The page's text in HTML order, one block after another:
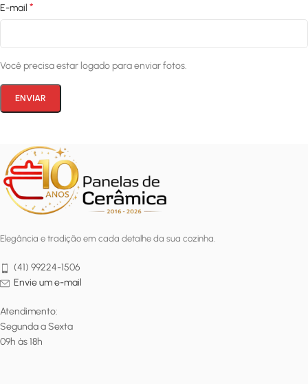
E-mail *
Você precisa estar logado para enviar fotos.
Elegância e tradição em cada detalhe da sua cozinha.
(41) 99224-1506
Envie um e-mail
Atendimento:
Segunda a Sexta
09h às 18h